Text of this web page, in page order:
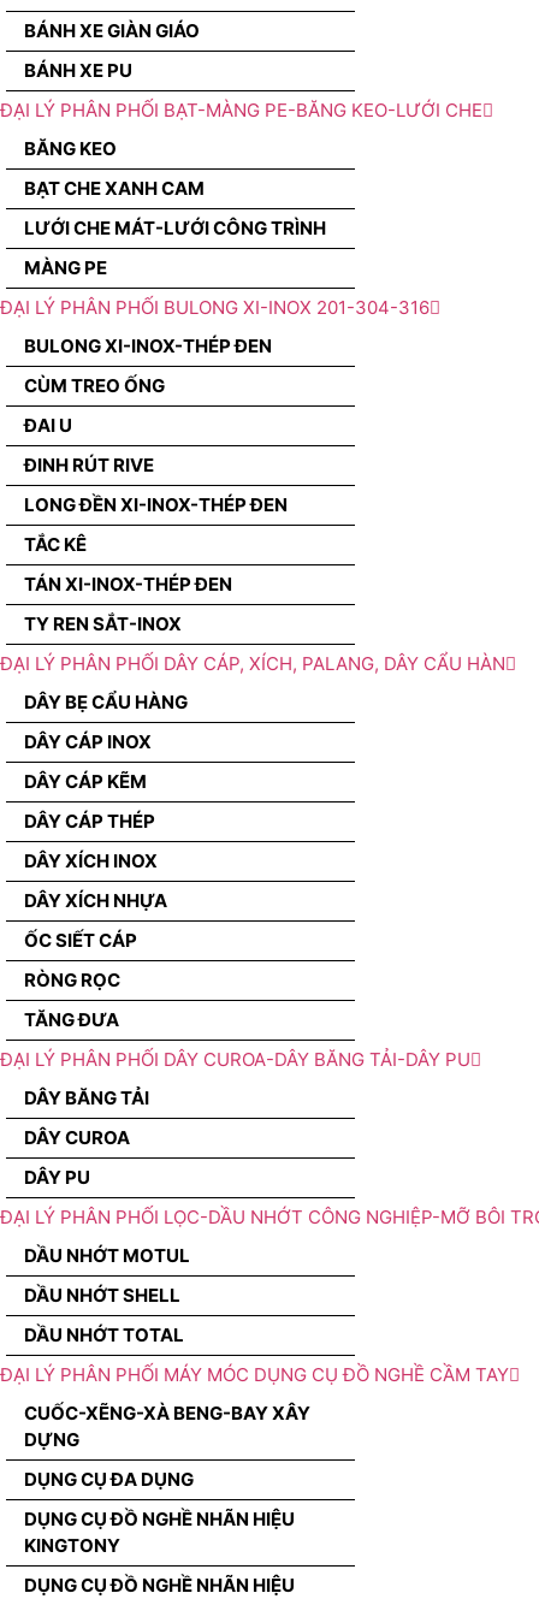
BÁNH XE GIÀN GIÁO
BÁNH XE PU
ĐẠI LÝ PHÂN PHỐI BẠT-MÀNG PE-BĂNG KEO-LƯỚI CHE
BĂNG KEO
BẠT CHE XANH CAM
LƯỚI CHE MÁT-LƯỚI CÔNG TRÌNH
MÀNG PE
ĐẠI LÝ PHÂN PHỐI BULONG XI-INOX 201-304-316
BULONG XI-INOX-THÉP ĐEN
CÙM TREO ỐNG
ĐAI U
ĐINH RÚT RIVE
LONG ĐỀN XI-INOX-THÉP ĐEN
TẮC KÊ
TÁN XI-INOX-THÉP ĐEN
TY REN SẮT-INOX
ĐẠI LÝ PHÂN PHỐI DÂY CÁP, XÍCH, PALANG, DÂY CẨU HÀN
DÂY BẸ CẨU HÀNG
DÂY CÁP INOX
DÂY CÁP KẼM
DÂY CÁP THÉP
DÂY XÍCH INOX
DÂY XÍCH NHỰA
ỐC SIẾT CÁP
RÒNG RỌC
TĂNG ĐƯA
ĐẠI LÝ PHÂN PHỐI DÂY CUROA-DÂY BĂNG TẢI-DÂY PU
DÂY BĂNG TẢI
DÂY CUROA
DÂY PU
ĐẠI LÝ PHÂN PHỐI LỌC-DẦU NHỚT CÔNG NGHIỆP-MỠ BÔI
DẦU NHỚT MOTUL
DẦU NHỚT SHELL
DẦU NHỚT TOTAL
ĐẠI LÝ PHÂN PHỐI MÁY MÓC DỤNG CỤ ĐỒ NGHỀ CẦM TAY
CUỐC-XẼNG-XÀ BENG-BAY XÂY
DỰNG
DỤNG CỤ ĐA DỤNG
DỤNG CỤ ĐỒ NGHỀ NHÃN HIỆU
KINGTONY
DỤNG CỤ ĐỒ NGHỀ NHÃN HIỆU